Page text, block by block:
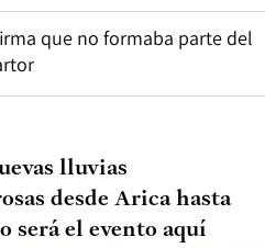
que no formaba parte del
lluvias
desde Arica hasta
será el evento aquí